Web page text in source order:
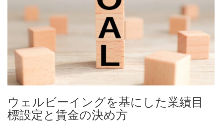
ウェルビーイングを基にした業績目
標設定と賃金の決め方